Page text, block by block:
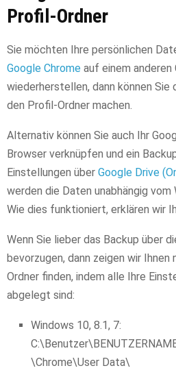
Profil-Ordner
Sie möchten Ihre persönlichen
Google Chrome auf einem anderen
wiederherstellen, dann können Sie
den Profil-Ordner machen.
Alternativ können Sie auch Ihr
Browser verknüpfen und ein
Einstellungen über Google Drive
werden die Daten unabhängig
Wie dies funktioniert, erklären wir
Wenn Sie lieber das Backup über
bevorzugen, dann zeigen wir Ihnen
Ordner finden, indem alle Ihre
abgelegt sind:
Windows 10, 8.1, 7:
\Chrome\User Data\